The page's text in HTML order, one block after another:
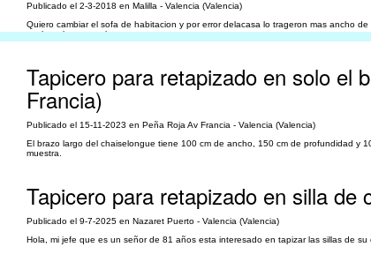
Publicado el 2-3-2018 en Malilla - Valencia (Valencia)
Quiero cambiar el sofa de habitacion y por error delacasa lo trageron mas ancho
ancho a los reposabrazos.
Tapicero para retapizado en solo el
Francia)
Publicado el 15-11-2023 en Peña Roja Av Francia - Valencia (Valencia)
El brazo largo del chaiselongue tiene 100 cm de ancho, 150 cm de profundidad y
muestra.
Tapicero para retapizado en silla de
Publicado el 9-7-2025 en Nazaret Puerto - Valencia (Valencia)
Hola, mi jefe que es un señor de 81 años esta interesado en tapizar las sillas de